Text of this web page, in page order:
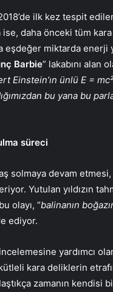
ilk kez tespit
daha önceki tüm
eşdeğer miktarda
Barbie” lakabını alan
Einstein’ın ünlü E =
bu yana bu
süreci
solmaya devam
Yutulan yıldızın
olayı, “balinanın
ediyor.
yardımcı
kara deliklerin
zamanın kendisi